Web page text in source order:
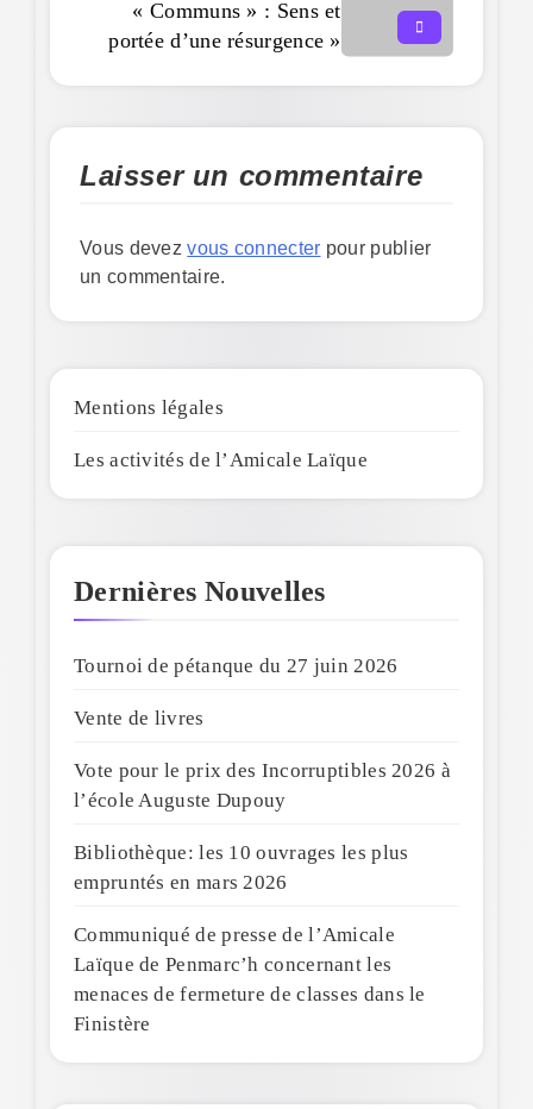
« Communs » : Sens et
portée d’une résurgence »
Laisser un commentaire
Vous devezvous connecter pour publier
un commentaire.
Mentions légales
Les activités de l’Amicale Laïque
Dernières Nouvelles
Tournoi de pétanque du 27 juin 2026
Vente de livres
Vote pour le prix des Incorruptibles 2026 à
l’école Auguste Dupouy
Bibliothèque: les 10 ouvrages les plus
empruntés en mars 2026
Communiqué de presse de l’Amicale
Laïque de Penmarc’h concernant les
menaces de fermeture de classes dans le
Finistère